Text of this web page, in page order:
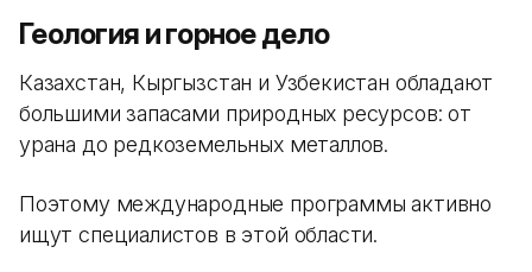
Геология и горное дело
Казахстан, Кыргызстан и Узбекистан обладают
большими запасами природных ресурсов: от
урана до редкоземельных металлов.
Поэтому международные программы активно
ищут специалистов в этой области.